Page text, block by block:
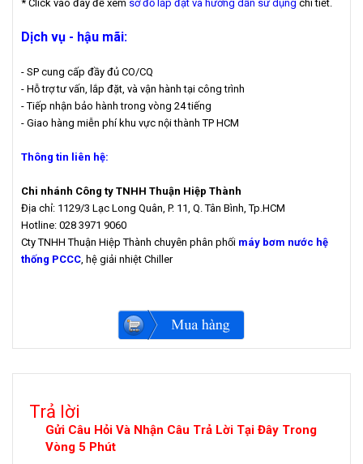
* Click vào đây để xem sơ đồ lắp đặt và hướng dẫn sử dụng chi tiết.
Dịch vụ - hậu mãi:
- SP cung cấp đầy đủ CO/CQ
- Hỗ trợ tư vấn, lắp đặt, và vận hành tại công trình
- Tiếp nhận bảo hành trong vòng 24 tiếng
- Giao hàng miễn phí khu vực nội thành TP HCM
Thông tin liên hệ:
Chi nhánh Công ty TNHH Thuận Hiệp Thành
Địa chỉ: 1129/3 Lạc Long Quân, P. 11, Q. Tân Bình, Tp.HCM
Hotline: 028 3971 9060
Cty TNHH Thuận Hiệp Thành chuyên phân phối máy bơm nước hệ
thống PCCC , hệ giải nhiệt Chiller
Trả lời
Gửi Câu Hỏi Và Nhận Câu Trả Lời Tại Đây Trong
Vòng 5 Phút